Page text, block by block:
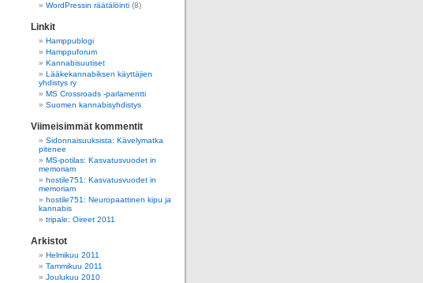
WordPressin räätälöinti (8)
Linkit
Hamppublogi
Hamppuforum
Kannabisuutiset
Lääkekannabiksen käyttäjien
yhdistys ry
MS Crossroads -parlamentti
Suomen kannabisyhdistys
Viimeisimmät kommentit
Sidonnaisuuksista: Kävelymatka
pitenee
MS-potilas: Kasvatusvuodet in
memoriam
hostile751: Kasvatusvuodet in
memoriam
hostile751: Neuropaattinen kipu ja
kannabis
tripale: Oireet 2011
Arkistot
Helmikuu 2011
Tammikuu 2011
Joulukuu 2010